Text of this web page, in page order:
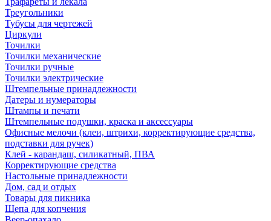
Треугольники
Тубусы для чертежей
Циркули
Точилки
Точилки механические
Точилки ручные
Точилки электрические
Штемпельные принадлежности
Датеры и нумераторы
Штампы и печати
Штемпельные подушки, краска и аксессуары
Офисные мелочи (клеи, штрихи, корректирующие средства,
подставки для ручек)
Клей - карандаш, силикатный, ПВА
Корректирующие средства
Настольные принадлежности
Дом, сад и отдых
Товары для пикника
Щепа для копчения